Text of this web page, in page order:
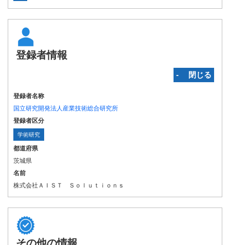
登録者情報
‐ 閉じる
登録者名称
国立研究開発法人産業技術総合研究所
登録者区分
学術研究
都道府県
茨城県
名前
株式会社ＡＩＳＴ Ｓｏｌｕｔｉｏｎｓ